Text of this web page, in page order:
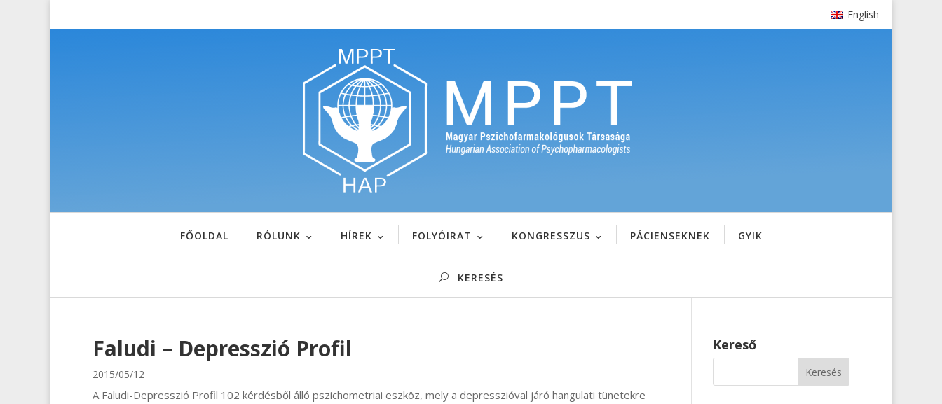
English
FŐOLDAL RÓLUNK HÍREK FOLYÓIRAT KONGRESSZUS PÁCIENSEKNEK GYIK
Faludi – Depresszió Profil
2015/05/12
A Faludi-Depresszió Profil 102 kérdésből álló pszichometriai eszköz, mely a depresszióval járó hangulati tünetekre
Kereső